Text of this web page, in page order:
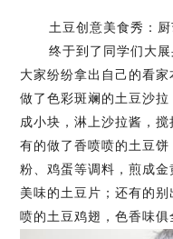
土豆创意美食秀：
终于到了同学们大
大家纷纷拿出自己的看
做了色彩斑斓的土豆沙
成小块，淋上沙拉酱，搅
有的做了香喷喷的土豆
粉、鸡蛋等调料，煎成
美味的土豆片；还有的
喷的土豆鸡翅，色香味俱